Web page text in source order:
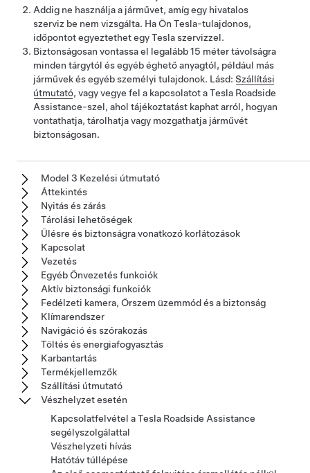
Addig ne használja a járművet, amíg egy hivatalos
szerviz be nem vizsgálta. Ha Ön Tesla-tulajdonos,
időpontot egyeztethet egy Tesla szervizzel.
Biztonságosan vontassa el legalább15 métertávolságra
minden tárgytól és egyéb éghető anyagtól, például más
járművek és egyéb személyi tulajdonok. Lásd: Szállítási
útmutató, vagy vegye fel a kapcsolatot a Tesla Roadside
Assistance-szel, ahol tájékoztatást kaphat arról, hogyan
vontathatja, tárolhatja vagy mozgathatja járművét
biztonságosan.
Model 3 Kezelési útmutató
Áttekintés
Nyitás és zárás
Tárolási lehetőségek
Ülésre és biztonságra vonatkozó korlátozások
Kapcsolat
Vezetés
Egyéb Önvezetés funkciók
Aktív biztonsági funkciók
Fedélzeti kamera, Őrszem üzemmód és a biztonság
Klímarendszer
Navigáció és szórakozás
Töltés és energiafogyasztás
Karbantartás
Termékjellemzők
Szállítási útmutató
Vészhelyzet esetén
Kapcsolatfelvétel a Tesla Roadside Assistance
segélyszolgálattal
Vészhelyzeti hívás
Hatótáv túllépése